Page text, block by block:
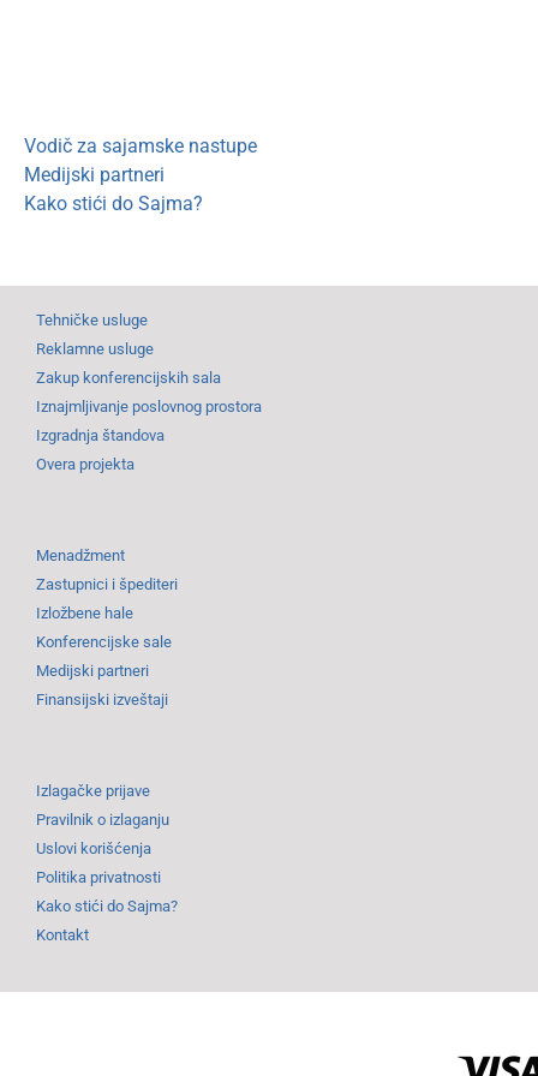
Vodič za sajamske nastupe
Medijski partneri
Kako stići do Sajma?
Tehničke usluge
Reklamne usluge
Zakup konferencijskih sala
Iznajmljivanje poslovnog prostora
Izgradnja štandova
Overa projekta
Menadžment
Zastupnici i špediteri
Izložbene hale
Konferencijske sale
Medijski partneri
Finansijski izveštaji
Izlagačke prijave
Pravilnik o izlaganju
Uslovi korišćenja
Politika privatnosti
Kako stići do Sajma?
Kontakt